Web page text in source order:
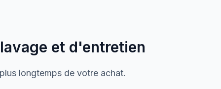
et d'entretien
longtemps de votre achat.